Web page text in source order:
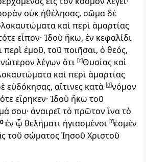
οὐκ ἠθέλησας, σῶμα δὲ
καὶ περὶ ἁμαρτίας
εἶπον· Ἰδοὺ ἥκω, ἐν κεφαλίδι
περὶ ἐμοῦ, τοῦ ποιῆσαι, ὁ θεός,
λέγων ὅτι [c]Θυσίας καὶ
καὶ περὶ ἁμαρτίας
εὐδόκησας, αἵτινες κατὰ [d]νόμον
εἴρηκεν· Ἰδοὺ ἥκω τοῦ
σου· ἀναιρεῖ τὸ πρῶτον ἵνα τὸ
ἐν ᾧ θελήματι ἡγιασμένοι [f]ἐσμὲν
τοῦ σώματος Ἰησοῦ Χριστοῦ